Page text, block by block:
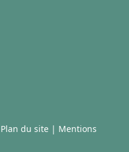
Plan du site | Mentions